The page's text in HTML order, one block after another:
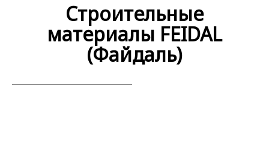
Строительные
материалы FEIDAL
(Файдаль)